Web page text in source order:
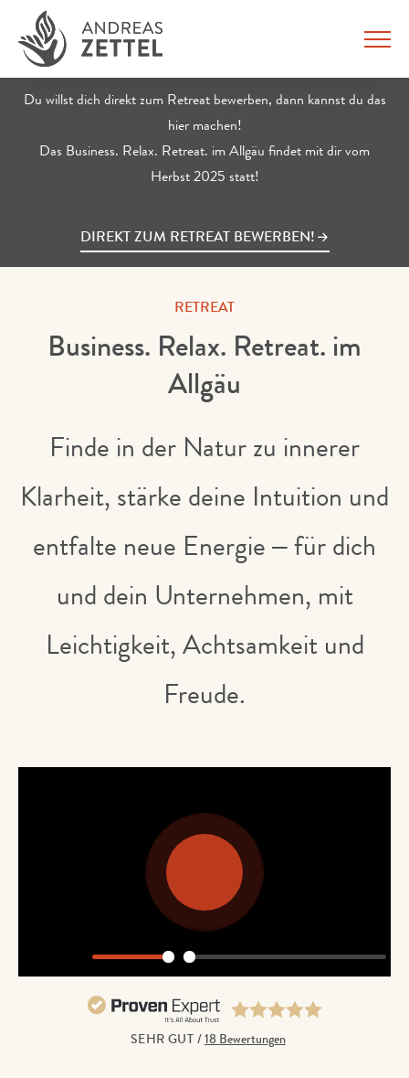
Du willst dich direkt zum Retreat bewerben, dann kannst du das
hier machen!
Das Business. Relax. Retreat. im Allgäu findet mit dir vom
Herbst 2025 statt!
DIREKT ZUM RETREAT BEWERBEN!
RETREAT
Business. Relax. Retreat. im
Allgäu
Finde in der Natur zu innerer
Klarheit, stärke deine Intuition und
entfalte neue Energie – für dich
und dein Unternehmen, mit
Leichtigkeit, Achtsamkeit und
Freude.
PlayMute
Play
SEHR GUT/18 Bewertungen